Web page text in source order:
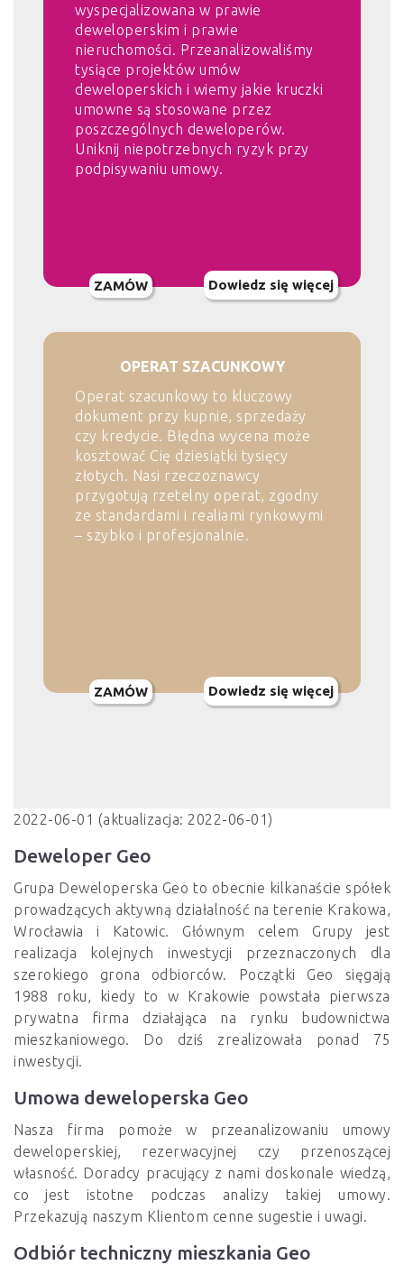
wyspecjalizowana w prawie
deweloperskim i prawie
nieruchomości. Przeanalizowaliśmy
tysiące projektów umów
deweloperskich i wiemy jakie kruczki
umowne są stosowane przez
poszczególnych deweloperów.
Uniknij niepotrzebnych ryzyk przy
podpisywaniu umowy.
ZAMÓW Dowiedz się więcej
OPERAT SZACUNKOWY
Operat szacunkowy to kluczowy
dokument przy kupnie, sprzedaży
czy kredycie. Błędna wycena może
kosztować Cię dziesiątki tysięcy
złotych. Nasi rzeczoznawcy
przygotują rzetelny operat, zgodny
ze standardami i realiami rynkowymi
– szybko i profesjonalnie.
ZAMÓW Dowiedz się więcej
2022-06-01 (aktualizacja: 2022-06-01)
Deweloper Geo
Grupa Deweloperska Geo to obecnie kilkanaście spółek
prowadzących aktywną działalność na terenie Krakowa,
Wrocławia i Katowic. Głównym celem Grupy jest
realizacja kolejnych inwestycji przeznaczonych dla
szerokiego grona odbiorców. Początki Geo sięgają
1988 roku, kiedy to w Krakowie powstała pierwsza
prywatna firma działająca na rynku budownictwa
mieszkaniowego. Do dziś zrealizowała ponad 75
inwestycji.
Umowa deweloperska Geo
Nasza firma pomoże w przeanalizowaniu umowy
deweloperskiej, rezerwacyjnej czy przenoszącej
własność. Doradcy pracujący z nami doskonale wiedzą,
co jest istotne podczas analizy takiej umowy.
Przekazują naszym Klientom cenne sugestie i uwagi.
Odbiór techniczny mieszkania Geo